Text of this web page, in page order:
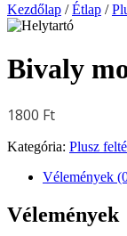
Kezdőlap /Étlap /
Bivaly
1800 Ft
Kategória: Plusz
Vélemények
Vélemények